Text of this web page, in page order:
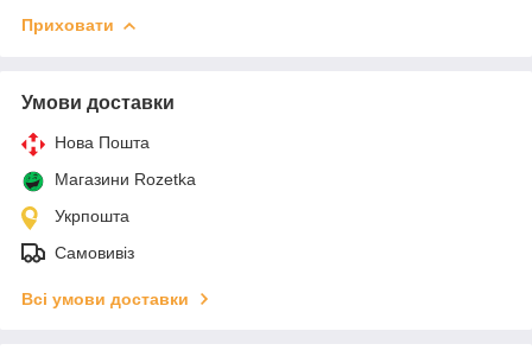
Приховати
Умови доставки
Нова Пошта
Магазини Rozetka
Укрпошта
Самовивіз
Всі умови доставки